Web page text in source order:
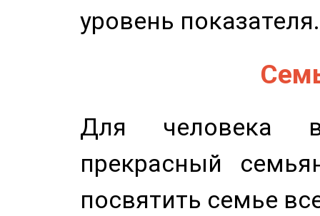
уровень показателя.
Для человека
прекрасный
посвятить семье